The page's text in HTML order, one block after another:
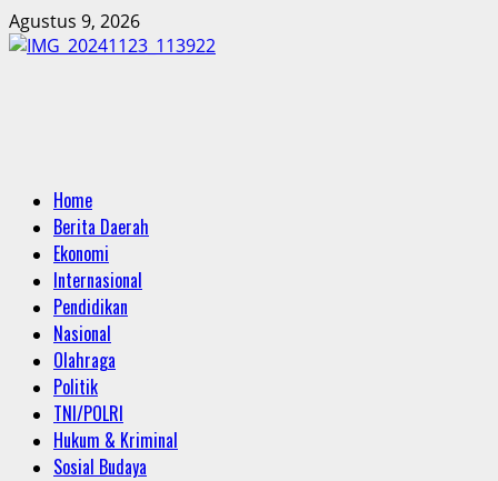
Skip
to
Agustus 9, 2026
Primary
Menu
Home
Berita Daerah
Ekonomi
Internasional
Pendidikan
Nasional
Olahraga
Politik
TNI/POLRI
Hukum & Kriminal
Sosial Budaya